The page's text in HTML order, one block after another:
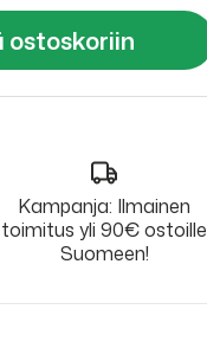
ostoskoriin
Kampanja: Ilmainen
toimitus yli 90€ ostoille
Suomeen!